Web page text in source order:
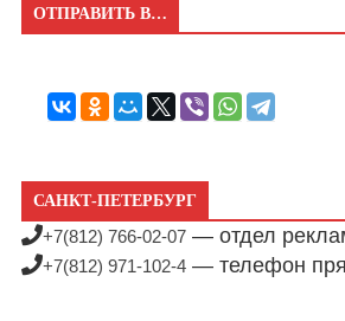
ОТПРАВИТЬ В…
САНКТ-ПЕТЕРБУРГ
+7(812) 766-02-07 — отдел
+7(812) 971-102-4 — телефон